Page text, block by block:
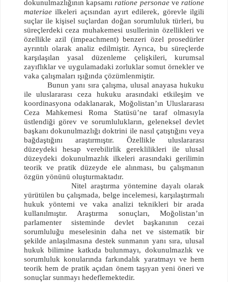
dokunulmazlığının kapsamıratione personaeveratione
materiaeilkeleri açısından ayırt edilerek, görevle ilgili
suçlar ile kişisel suçlardan doğan sorumluluk türleri, bu
süreçlerdeki ceza muhakemesi usullerinin özellikleri ve
özellikle azil (impeachment) benzeri özel prosedürler
ayrıntılı olarak analiz edilmiştir. Ayrıca, bu süreçlerde
karşılaşılan yasal düzenleme çelişkileri, kurumsal
zayıflıklar ve uygulamadaki zorluklar somut örnekler ve
vaka çalışmaları ışığında çözümlenmiştir.
Bunun yanı sıra çalışma, ulusal anayasa hukuku
ile uluslararası ceza hukuku arasındaki etkileşim ve
koordinasyona odaklanarak, Moğolistan’ın Uluslararası
Ceza Mahkemesi Roma Statüsü’ne taraf olmasıyla
üstlendiği görev ve sorumlulukların, geleneksel devlet
başkanı dokunulmazlığı doktrini ile nasıl çatıştığını veya
bağdaştığını araştırmıştır. Özellikle uluslararası
düzeydeki hesap verebilirlik gereklilikleri ile ulusal
düzeydeki dokunulmazlık ilkeleri arasındaki gerilimin
teorik ve pratik düzeyde ele alınması, bu çalışmanın
özgün yönünü oluşturmaktadır.
Nitel araştırma yöntemine dayalı olarak
yürütülen bu çalışmada, belge incelemesi, karşılaştırmalı
hukuk yöntemi ve vaka analizi teknikleri bir arada
kullanılmıştır. Araştırma sonuçları, Moğolistan’ın
parlamenter sisteminde devlet başkanının cezai
sorumluluğu meselesinin daha net ve sistematik bir
şekilde anlaşılmasına destek sunmanın yanı sıra, ulusal
hukuk bilimine katkıda bulunmayı, dokunulmazlık ve
sorumluluk konularında farkındalık yaratmayı ve hem
teorik hem de pratik açıdan önem taşıyan yeni öneri ve
sonuçlar sunmayı hedeflemektedir.